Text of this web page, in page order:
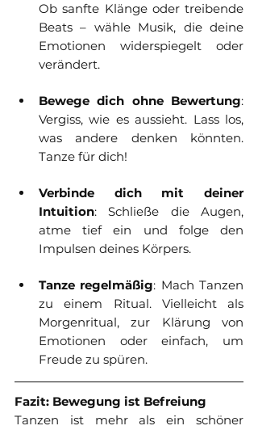
Ob sanfte Klänge oder treibende
Beats – wähle Musik, die deine
Emotionen widerspiegelt oder
verändert.
Bewege dich ohne Bewertung:
Vergiss, wie es aussieht. Lass los,
was andere denken könnten.
Tanze für dich!
Verbinde dich mit deiner
Intuition: Schließe die Augen,
atme tief ein und folge den
Impulsen deines Körpers.
Tanze regelmäßig: Mach Tanzen
zu einem Ritual. Vielleicht als
Morgenritual, zur Klärung von
Emotionen oder einfach, um
Freude zu spüren.
Fazit: Bewegung ist Befreiung
Tanzen ist mehr als ein schöner